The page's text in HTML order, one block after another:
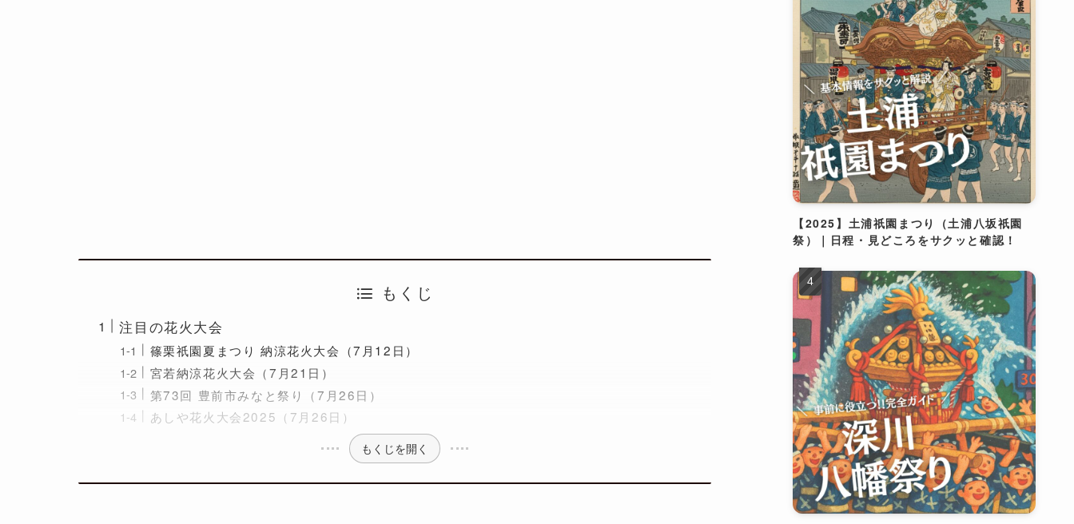
もくじ
注目の花火大会
篠栗祇園夏まつり 納涼花火大会（7月12日）
宮若納涼花火大会（7月21日）
第73回 豊前市みなと祭り（7月26日）
あしや花火大会2025（7月26日）
もくじを開く
【2025】土浦祇園まつり（土浦八坂祇園
祭）｜日程・見どころをサクッと確認！